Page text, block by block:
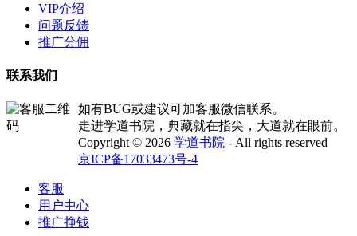
VIP介绍
问题反馈
推广分佣
联系我们
如有BUG或建议可加客服微信联系。
走进学道书院，典藏就在指尖，大道就在眼前。
Copyright © 2026 学道书院 - All rights reserved
京ICP备17033473号-4
客服
用户中心
推广挣钱